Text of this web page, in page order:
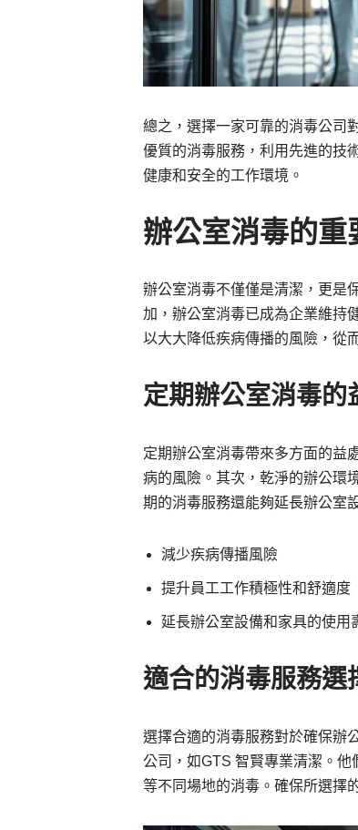
總之，選擇一家可靠的消毒公司
優質的消毒服務，利用先進的技
健康和安全的工作環境。
辦公室消毒的
辦公室消毒不僅僅是清潔，更是
加，辦公室消毒已成為企業維持
以大大降低疾病傳播的風險，從
定期辦公室消毒的
定期辦公室消毒帶來多方面的益
病的風險。其次，乾淨的辦公環
期的消毒服務還能夠延長辦公室
減少疾病傳播風險
提升員工工作積極性和舒適度
延長辦公室設備和家具的使用
適合的消毒服務選
選擇合適的消毒服務對於確保辦
公司，如GTS 智賢專業清潔。
等不同場地的消毒。確保所選擇